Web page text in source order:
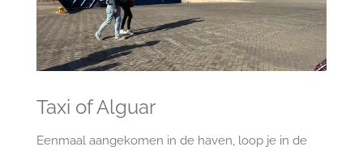
Taxi of Alguar
Eenmaal aangekomen in de haven, loop je in de